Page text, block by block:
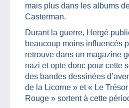
mais plus dans les albums
Casterman.
Durant la guerre, Hergé
beaucoup moins influencés
retrouve dans un magazine
nazi et opte donc pour cette
des bandes dessinées
de la Licorne » et « Le
Rouge » sortent à cette